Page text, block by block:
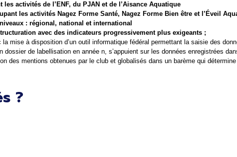
les activités de l’ENF, du PJAN et de l’Aisance Aquatique
les activités Nagez Forme Santé, Nagez Forme Bien être et l’Éveil
: régional, national et international
avec des indicateurs progressivement plus exigeants ;
la mise à disposition d’un outil informatique fédéral permettant la saisie des
dossier de labellisation en année n, s’appuient sur les données enregistrées
des mentions obtenues par le club et globalisés dans un barème qui
?